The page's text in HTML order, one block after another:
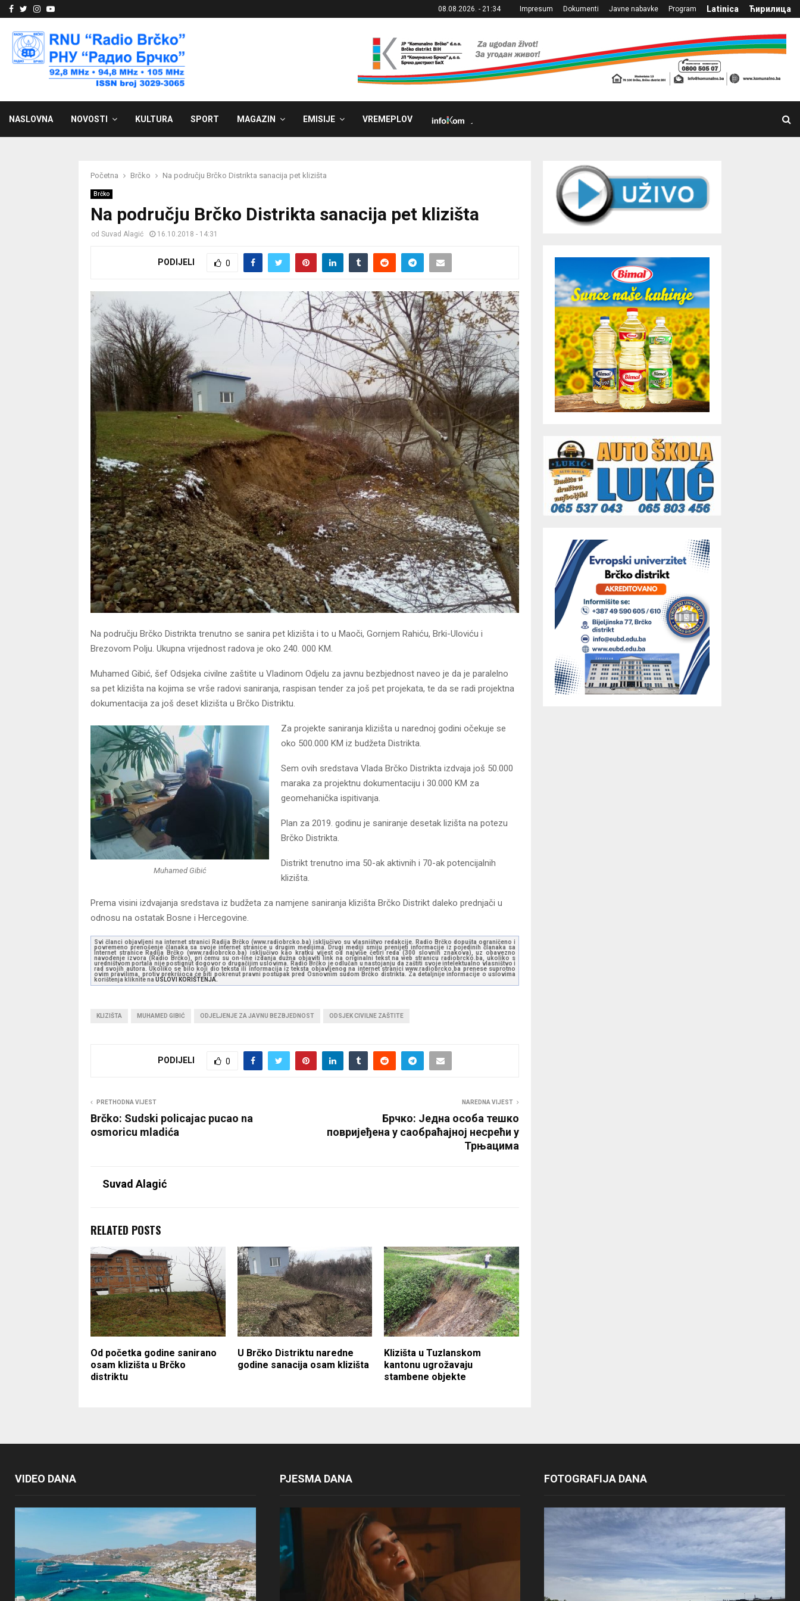
Facebook
Twitter
Instagram
Youtube 08.08.2026. - 21:34 Impresum Dokumenti Javne nabavke Program Latinica Ћирилица
NASLOVNA NOVOSTI KULTURA SPORT MAGAZIN EMISIJE VREMEPLOV
Početna Brčko Na području Brčko Distrikta sanacija pet klizišta
Brčko
Na području Brčko Distrikta sanacija pet klizišta
od Suvad Alagić 16.10.2018 - 14:31
PODIJELI 0
Na području Brčko Distrikta trenutno se sanira pet klizišta i to u Maoči, Gornjem Rahiću, Brki-Uloviću i
Brezovom Polju. Ukupna vrijednost radova je oko 240. 000 KM.
Muhamed Gibić, šef Odsjeka civilne zaštite u Vladinom Odjelu za javnu bezbjednost naveo je da je paralelno
sa pet klizišta na kojima se vrše radovi saniranja, raspisan tender za još pet projekata, te da se radi projektna
dokumentacija za još deset klizišta u Brčko Distriktu.
Muhamed Gibić
Za projekte saniranja klizišta u narednoj godini očekuje se
oko 500.000 KM iz budžeta Distrikta.
Sem ovih sredstava Vlada Brčko Distrikta izdvaja još 50.000
maraka za projektnu dokumentaciju i 30.000 KM za
geomehanička ispitivanja.
Plan za 2019. godinu je saniranje desetak lizišta na potezu
Brčko Distrikta.
Distrikt trenutno ima 50-ak aktivnih i 70-ak potencijalnih
klizišta.
Prema visini izdvajanja sredstava iz budžeta za namjene saniranja klizišta Brčko Distrikt daleko prednjači u
odnosu na ostatak Bosne i Hercegovine.
Svi članci objavljeni na internet stranici Radija Brčko (www.radiobrcko.ba) isključivo su vlasništvo redakcije. Radio Brčko dopušta ograničeno i
povremeno prenošenje članaka sa svoje internet stranice u drugim medijima. Drugi mediji smiju prenijeti informacije iz pojedinih članaka sa
Internet stranice Radija Brčko (www.radiobrcko.ba) isključivo kao kratku vijest od najviše četiri reda (300 slovnih znakova), uz obavezno
navođenje izvora (Radio Brčko), pri čemu su on-line izdanja dužna objaviti link na originalni tekst na web stranicu radiobrcko.ba, ukoliko s
uredništvom portala nije postignut dogovor o drugačijim uslovima. Radio Brčko je odlučan u nastojanju da zaštiti svoje intelektualno vlasništvo i
rad svojih autora. Ukoliko se bilo koji dio teksta ili informacija iz teksta objavljenog na internet stranici www.radiobrcko.ba prenese suprotno
ovim pravilima, protiv prekršioca će biti pokrenut pravni postupak pred Osnovnim sudom Brčko distrikta. Za detaljnije informacije o uslovima
korištenja kliknite na USLOVI KORIŠTENJA.
KLIZIŠTA MUHAMED GIBIĆ ODJELJENJE ZA JAVNU BEZBJEDNOST ODSJEK CIVILNE ZAŠTITE
PODIJELI 0
PRETHODNA VIJEST
Brčko: Sudski policajac pucao na
osmoricu mladića
NAREDNA VIJEST
Брчко: Једна особа тешко
повријеђена у саобраћајној несрећи у
Трњацима
Suvad Alagić
RELATED POSTS
Od početka godine sanirano
osam klizišta u Brčko
distriktu
U Brčko Distriktu naredne
godine sanacija osam klizišta
Klizišta u Tuzlanskom
kantonu ugrožavaju
stambene objekte
VIDEO DANA PJESMA DANA FOTOGRAFIJA DANA